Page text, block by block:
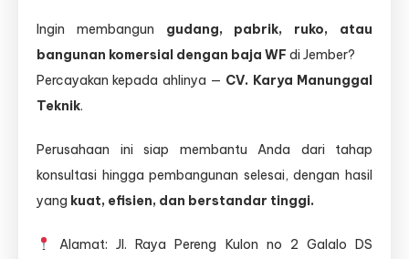
Ingin membangun gudang, pabrik, ruko, atau
bangunan komersial dengan baja WF di Jember?
Percayakan kepada ahlinya — CV. Karya Manunggal
Teknik.
Perusahaan ini siap membantu Anda dari tahap
konsultasi hingga pembangunan selesai, dengan hasil
yang kuat, efisien, dan berstandar tinggi.
Alamat: Jl. Raya Pereng Kulon no 2 Galalo DS